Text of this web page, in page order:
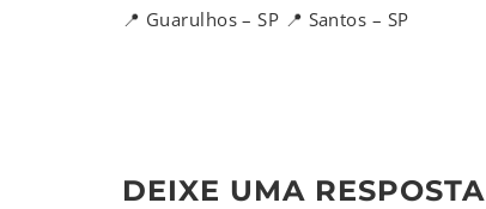
📍 Guarulhos – SP 📍 Santos – SP
DEIXE UMA RESPOSTA